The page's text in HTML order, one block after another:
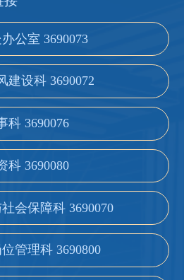
公室 3690073
建设科 3690072
科 3690076
科 3690080
会保障科 3690070
管理科 3690800